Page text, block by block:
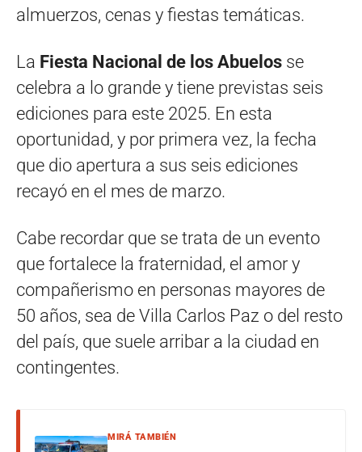
almuerzos, cenas y fiestas temáticas.
La Fiesta Nacional de los Abuelos se
celebra a lo grande y tiene previstas seis
ediciones para este 2025. En esta
oportunidad, y por primera vez, la fecha
que dio apertura a sus seis ediciones
recayó en el mes de marzo.
Cabe recordar que se trata de un evento
que fortalece la fraternidad, el amor y
compañerismo en personas mayores de
50 años, sea de Villa Carlos Paz o del resto
del país, que suele arribar a la ciudad en
contingentes.
MIRÁ TAMBIÉN